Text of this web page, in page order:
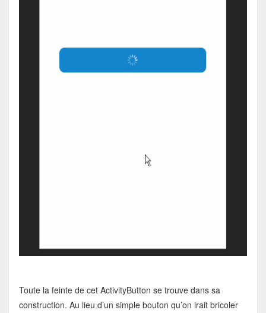
Toute la feinte de cet ActivityButton se trouve dans sa
construction. Au lieu d’un simple bouton qu’on irait bricoler